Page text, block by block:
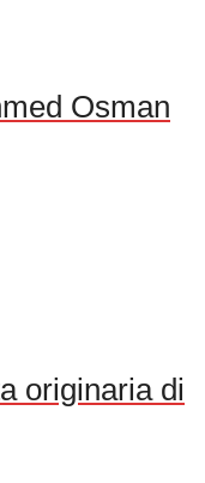
Osman
originaria di